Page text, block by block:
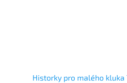
Historky pro malého kluka